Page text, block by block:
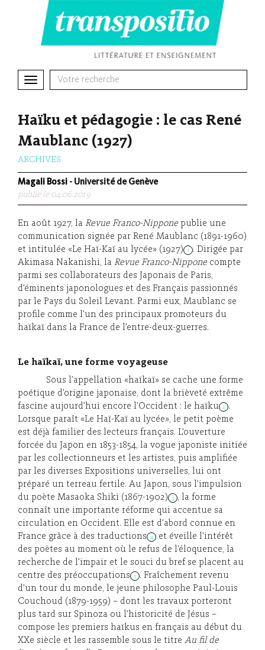
Toggle
Haïku et pédagogie : le cas René
Maublanc (1927)
ARCHIVES
Magali Bossi - Université de Genève
publié le 04.06.2019
En août 1927, la Revue Franco-Nipponepublie une
communication signée par René Maublanc (1891-1960)
et intitulée «Le Haï-Kaï au lycée» (1927)
1
. Dirigée par
Akimasa Nakanishi, la Revue Franco-Nipponecompte
parmi ses collaborateurs des Japonais de Paris,
d’éminents japonologues et des Français passionnés
par le Pays du Soleil Levant. Parmi eux, Maublanc se
profile comme l’un des principaux promoteurs du
haïkaï dans la France de l’entre-deux-guerres.
Le haïkaï, une forme voyageuse
Sous l’appellation «haïkaï» se cache une forme
poétique d’origine japonaise, dont la brièveté extrême
fascine aujourd’hui encore l’Occident : le haïku 2
.
Lorsque paraît «Le Haï-Kaï au lycée», le petit poème
est déjà familier des lecteurs français. L’ouverture
forcée du Japon en 1853-1854, la vogue japoniste initiée
par les collectionneurs et les artistes, puis amplifiée
par les diverses Expositions universelles, lui ont
préparé un terreau fertile. Au Japon, sous l’impulsion
du poète Masaoka Shiki (1867-1902)
3
, la forme
connaît une importante réforme qui accentue sa
circulation en Occident. Elle est d’abord connue en
France grâce à des traductions
4
et éveille l’intérêt
des poètes au moment où le refus de l’éloquence, la
recherche de l’impair et le souci du bref se placent au
centre des préoccupations
5
. Fraîchement revenu
d’un tour du monde, le jeune philosophe Paul-Louis
Couchoud (1879-1959) – dont les travaux porteront
plus tard sur Spinoza ou l’historicité de Jésus –
compose les premiers haïkus en français au début du
XXe siècle et les rassemble sous le titre Au fil de